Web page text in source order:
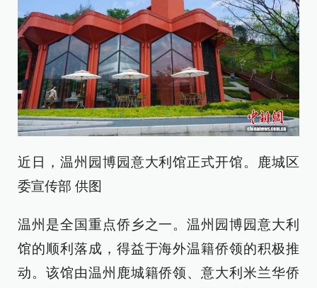
近日，温州园博园意大利馆正式开馆。鹿城区
委宣传部 供图
温州是全国重点侨乡之一。温州园博园意大利
馆的顺利落成，得益于海外温籍侨领的积极推
动。该馆由温州鹿城籍侨领、意大利米兰华侨